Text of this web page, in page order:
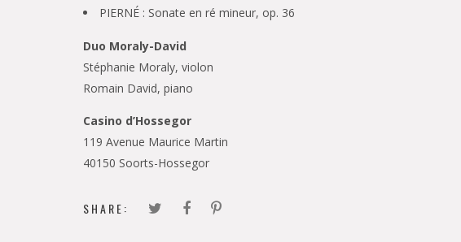
PIERNÉ : Sonate en ré mineur, op. 36
Duo Moraly-David
Stéphanie Moraly, violon
Romain David, piano
Casino d’Hossegor
119 Avenue Maurice Martin
40150 Soorts-Hossegor
SHARE: